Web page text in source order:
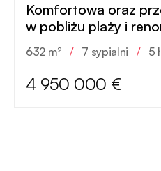
Komfortowa oraz
w pobliżu plaży i
golfowego
632 m² / 7 sypialni / 5
4 950 000 €